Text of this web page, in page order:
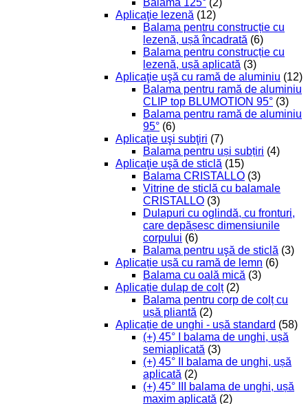
Balama 125° (2)
Aplicaţie lezenă (12)
Balama pentru construcție cu
lezenă, ușă încadrată (6)
Balama pentru construcție cu
lezenă, ușă aplicată (3)
Aplicaţie uşă cu ramă de aluminiu (12)
Balama pentru ramă de aluminiu
CLIP top BLUMOTION 95° (3)
Balama pentru ramă de aluminiu
95° (6)
Aplicaţie uşi subţiri (7)
Balama pentru uși subțiri (4)
Aplicaţie uşă de sticlă (15)
Balama CRISTALLO (3)
Vitrine de sticlă cu balamale
CRISTALLO (3)
Dulapuri cu oglindă, cu fronturi,
care depășesc dimensiunile
corpului (6)
Balama pentru uşă de sticlă (3)
Aplicație ușă cu ramă de lemn (6)
Balama cu oală mică (3)
Aplicație dulap de colț (2)
Balama pentru corp de colț cu
ușă pliantă (2)
Aplicație de unghi - ușă standard (58)
(+) 45° I balama de unghi, ușă
semiaplicată (3)
(+) 45° II balama de unghi, ușă
aplicată (2)
(+) 45° III balama de unghi, ușă
maxim aplicată (2)